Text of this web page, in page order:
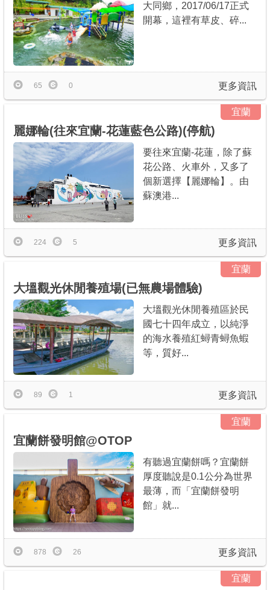
大同鄉，2017/06/17正式
開幕，這裡有草皮、碎...
更多資訊
65 0
宜蘭
麗娜輪(往來宜蘭-花蓮藍色公路)(停航)
要往來宜蘭-花蓮，除了蘇
花公路、火車外，又多了
個新選擇【麗娜輪】。由
蘇澳港...
更多資訊
224 5
宜蘭
大塭觀光休閒養殖場(已無農場體驗)
大塭觀光休閒養殖區於民
國七十四年成立，以純淨
的海水養殖紅蟳青蟳魚蝦
等，質好...
更多資訊
89 1
宜蘭
宜蘭餅發明館@OTOP
有聽過宜蘭餅嗎？宜蘭餅
厚度聽說是0.1公分為世界
最薄，而「宜蘭餅發明
館」就...
更多資訊
878 26
宜蘭